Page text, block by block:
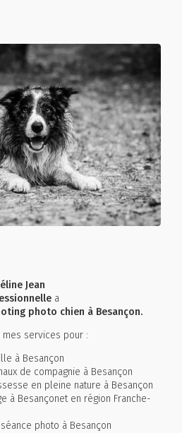
Jean
a
photo chien à Besançon.
services pour :
à Besançon
de compagnie à Besançon
en pleine nature à Besançon
à Besançonet en région Franche-
photo à Besançon